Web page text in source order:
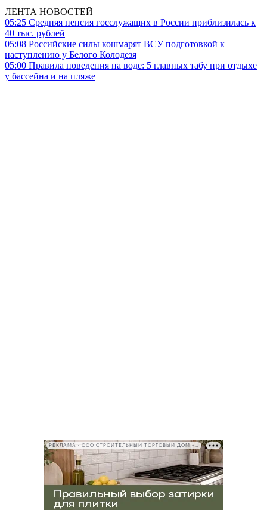
ЛЕНТА НОВОСТЕЙ
05:25 Средняя пенсия госслужащих в России приблизилась к
40 тыс. рублей
05:08 Российские силы кошмарят ВСУ подготовкой к
наступлению у Белого Колодезя
05:00 Правила поведения на воде: 5 главных табу при отдыхе
у бассейна и на пляже
РЕКЛАМА • ООО СТРОИТЕЛЬНЫЙ ТОРГОВЫЙ ДОМ «ПЕТРОВИЧ», ИНН 7802348846